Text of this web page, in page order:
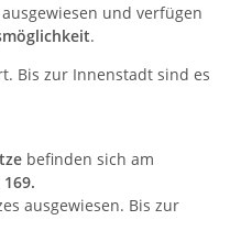
und verfügen
.
Bis zur Innenstadt sind es
befinden sich am
ausgewiesen. Bis zur